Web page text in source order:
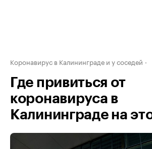
Коронавирус в Калининграде и у соседей
Где привиться от
коронавируса в
Калининграде на